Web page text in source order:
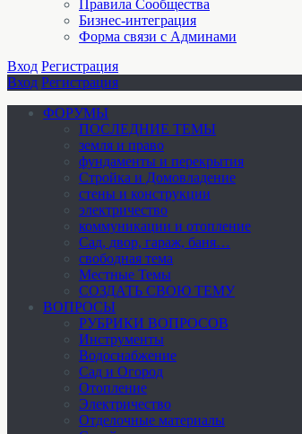
Правила Сообщества
Бизнес-интеграция
Форма связи с Админами
Вход Регистрация
Вход Регистрация
ФОРУМЫ
ПОСЛЕДНИЕ ТЕМЫ
земля и право
фундаменты и перекрытия
Стройка и Домовладение
стены и конструкции
электричество
коммуникации и отопление
Cад, двор, гараж, баня…
свободная тема
Местные Темы
СОЗДАТЬ СВОЮ ТЕМУ
ВОПРОСЫ
РУБРИКИ ВОПРОСОВ
Инструменты
Водоснабжение
Сад и Огород
Отопление
Электричество
Отделочные материалы